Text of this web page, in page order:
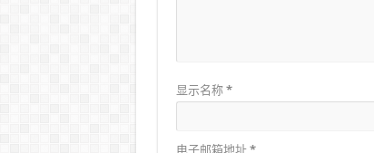
显示名称 *
电子邮箱地址 *